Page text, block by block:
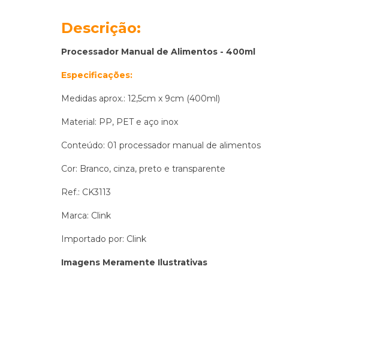
Descrição:
Processador Manual de Alimentos - 400ml
Especificações:
Medidas aprox.: 12,5cm x 9cm (400ml)
Material: PP, PET e aço inox
Conteúdo: 01 processador manual de alimentos
Cor: Branco, cinza, preto e transparente
Ref.: CK3113
Marca: Clink
Importado por: Clink
Imagens Meramente Ilustrativas